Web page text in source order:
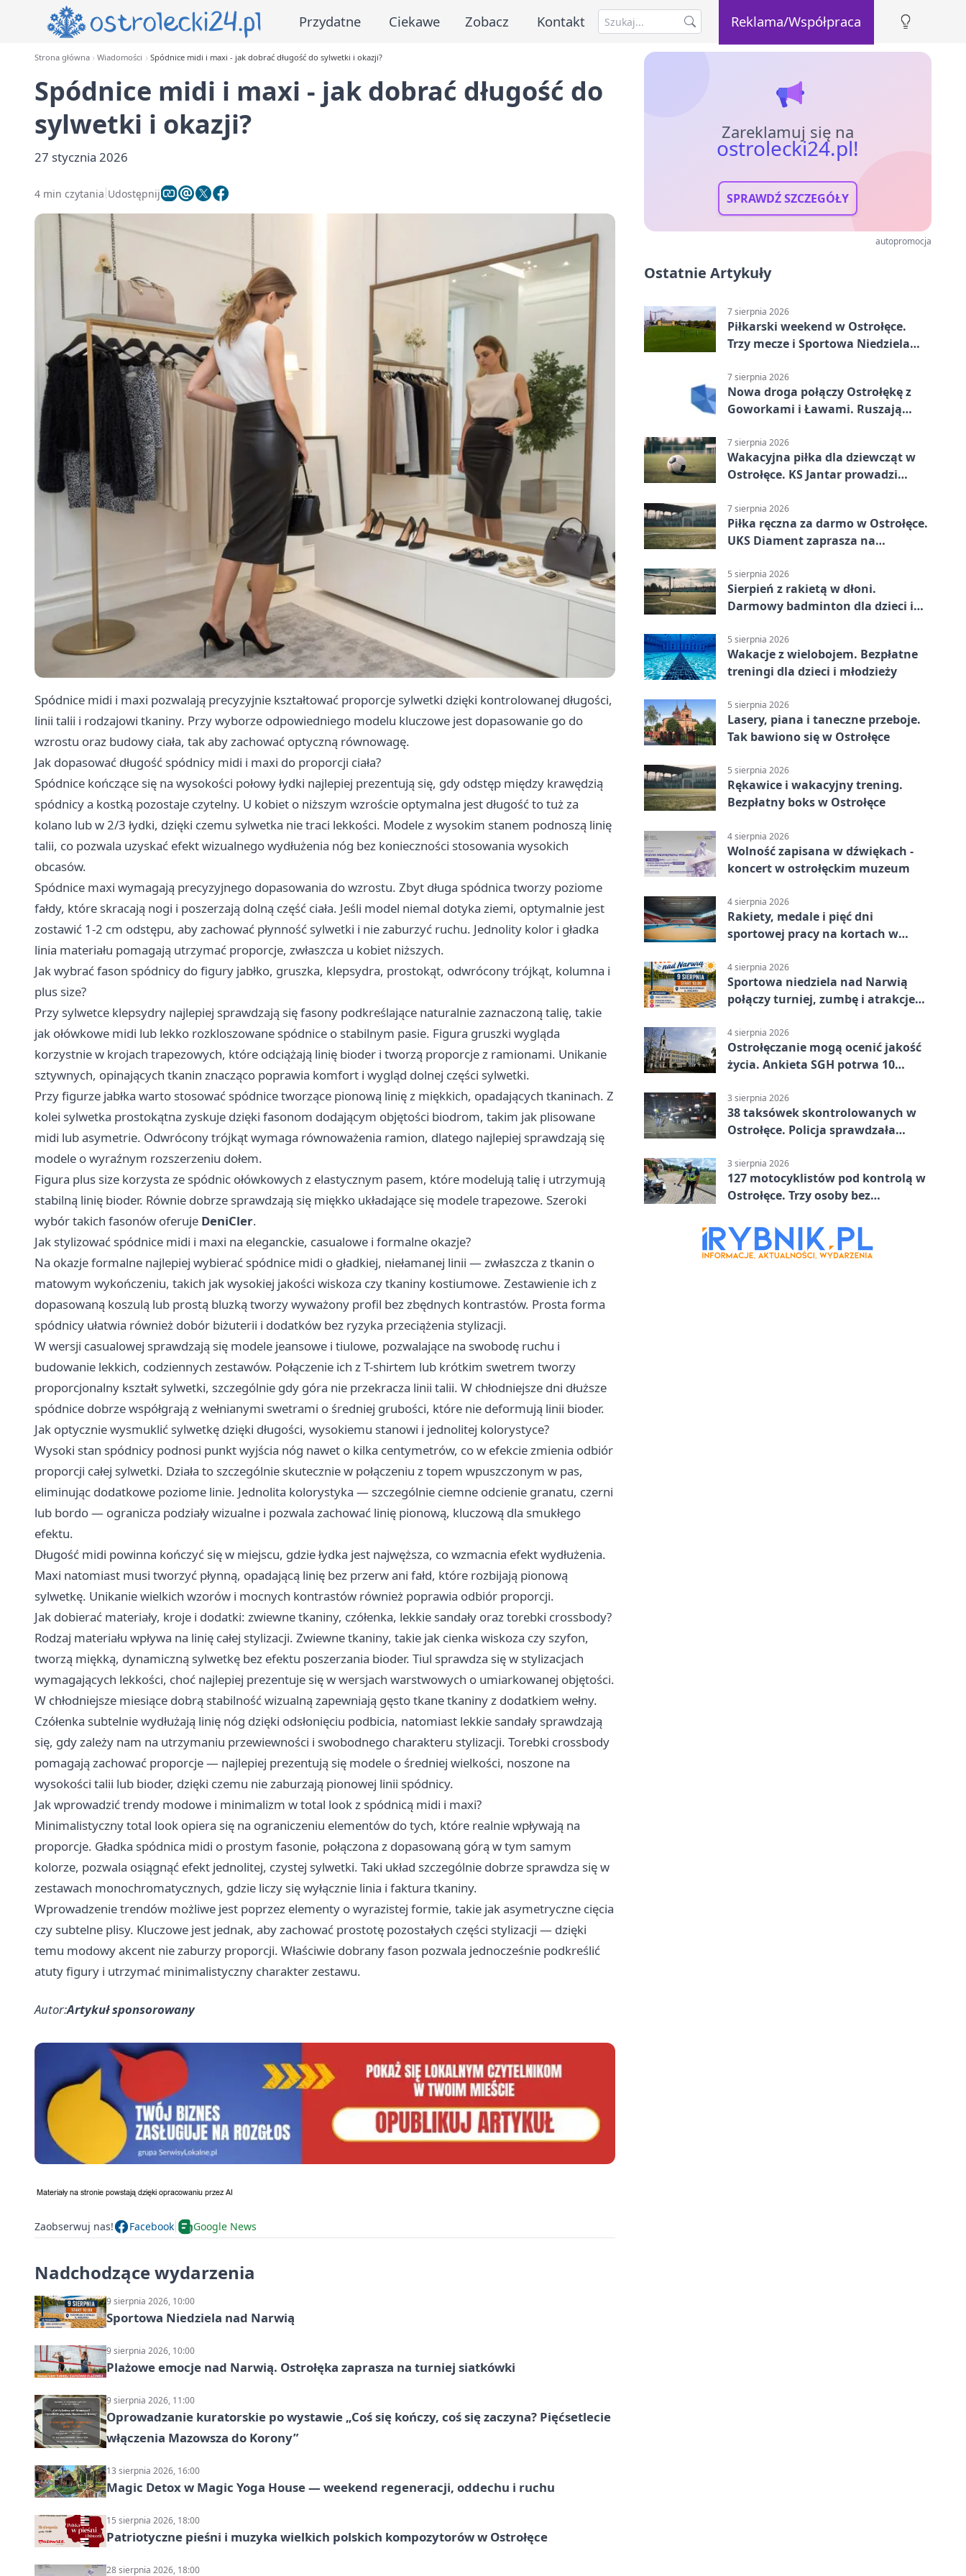
Przydatne Ciekawe Zobacz Kontakt Reklama/Współpraca
Strona główna Wiadomości Spódnice midi i maxi - jak dobrać długość do sylwetki i okazji?
Spódnice midi i maxi - jak dobrać długość do
sylwetki i okazji?
27 stycznia 2026
4 min czytania Udostępnij
Spódnice midi i maxi pozwalają precyzyjnie kształtować proporcje sylwetki dzięki kontrolowanej długości,
linii talii i rodzajowi tkaniny. Przy wyborze odpowiedniego modelu kluczowe jest dopasowanie go do
wzrostu oraz budowy ciała, tak aby zachować optyczną równowagę.
Jak dopasować długość spódnicy midi i maxi do proporcji ciała?
Spódnice kończące się na wysokości połowy łydki najlepiej prezentują się, gdy odstęp między krawędzią
spódnicy a kostką pozostaje czytelny. U kobiet o niższym wzroście optymalna jest długość to tuż za
kolano lub w 2/3 łydki, dzięki czemu sylwetka nie traci lekkości. Modele z wysokim stanem podnoszą linię
talii, co pozwala uzyskać efekt wizualnego wydłużenia nóg bez konieczności stosowania wysokich
obcasów.
Spódnice maxi wymagają precyzyjnego dopasowania do wzrostu. Zbyt długa spódnica tworzy poziome
fałdy, które skracają nogi i poszerzają dolną część ciała. Jeśli model niemal dotyka ziemi, optymalnie jest
zostawić 1-2 cm odstępu, aby zachować płynność sylwetki i nie zaburzyć ruchu. Jednolity kolor i gładka
linia materiału pomagają utrzymać proporcje, zwłaszcza u kobiet niższych.
Jak wybrać fason spódnicy do figury jabłko, gruszka, klepsydra, prostokąt, odwrócony trójkąt, kolumna i
plus size?
Przy sylwetce klepsydry najlepiej sprawdzają się fasony podkreślające naturalnie zaznaczoną talię, takie
jak ołówkowe midi lub lekko rozkloszowane spódnice o stabilnym pasie. Figura gruszki wygląda
korzystnie w krojach trapezowych, które odciążają linię bioder i tworzą proporcje z ramionami. Unikanie
sztywnych, opinających tkanin znacząco poprawia komfort i wygląd dolnej części sylwetki.
Przy figurze jabłka warto stosować spódnice tworzące pionową linię z miękkich, opadających tkaninach. Z
kolei sylwetka prostokątna zyskuje dzięki fasonom dodającym objętości biodrom, takim jak plisowane
midi lub asymetrie. Odwrócony trójkąt wymaga równoważenia ramion, dlatego najlepiej sprawdzają się
modele o wyraźnym rozszerzeniu dołem.
Figura plus size korzysta ze spódnic ołówkowych z elastycznym pasem, które modelują talię i utrzymują
stabilną linię bioder. Równie dobrze sprawdzają się miękko układające się modele trapezowe. Szeroki
wybór takich fasonów oferuje DeniCler.
Jak stylizować spódnice midi i maxi na eleganckie, casualowe i formalne okazje?
Na okazje formalne najlepiej wybierać spódnice midi o gładkiej, niełamanej linii — zwłaszcza z tkanin o
matowym wykończeniu, takich jak wysokiej jakości wiskoza czy tkaniny kostiumowe. Zestawienie ich z
dopasowaną koszulą lub prostą bluzką tworzy wyważony profil bez zbędnych kontrastów. Prosta forma
spódnicy ułatwia również dobór biżuterii i dodatków bez ryzyka przeciążenia stylizacji.
W wersji casualowej sprawdzają się modele jeansowe i tiulowe, pozwalające na swobodę ruchu i
budowanie lekkich, codziennych zestawów. Połączenie ich z T-shirtem lub krótkim swetrem tworzy
proporcjonalny kształt sylwetki, szczególnie gdy góra nie przekracza linii talii. W chłodniejsze dni dłuższe
spódnice dobrze współgrają z wełnianymi swetrami o średniej grubości, które nie deformują linii bioder.
Jak optycznie wysmuklić sylwetkę dzięki długości, wysokiemu stanowi i jednolitej kolorystyce?
Wysoki stan spódnicy podnosi punkt wyjścia nóg nawet o kilka centymetrów, co w efekcie zmienia odbiór
proporcji całej sylwetki. Działa to szczególnie skutecznie w połączeniu z topem wpuszczonym w pas,
eliminując dodatkowe poziome linie. Jednolita kolorystyka — szczególnie ciemne odcienie granatu, czerni
lub bordo — ogranicza podziały wizualne i pozwala zachować linię pionową, kluczową dla smukłego
efektu.
Długość midi powinna kończyć się w miejscu, gdzie łydka jest najwęższa, co wzmacnia efekt wydłużenia.
Maxi natomiast musi tworzyć płynną, opadającą linię bez przerw ani fałd, które rozbijają pionową
sylwetkę. Unikanie wielkich wzorów i mocnych kontrastów również poprawia odbiór proporcji.
Jak dobierać materiały, kroje i dodatki: zwiewne tkaniny, czółenka, lekkie sandały oraz torebki crossbody?
Rodzaj materiału wpływa na linię całej stylizacji. Zwiewne tkaniny, takie jak cienka wiskoza czy szyfon,
tworzą miękką, dynamiczną sylwetkę bez efektu poszerzania bioder. Tiul sprawdza się w stylizacjach
wymagających lekkości, choć najlepiej prezentuje się w wersjach warstwowych o umiarkowanej objętości.
W chłodniejsze miesiące dobrą stabilność wizualną zapewniają gęsto tkane tkaniny z dodatkiem wełny.
Czółenka subtelnie wydłużają linię nóg dzięki odsłonięciu podbicia, natomiast lekkie sandały sprawdzają
się, gdy zależy nam na utrzymaniu przewiewności i swobodnego charakteru stylizacji. Torebki crossbody
pomagają zachować proporcje — najlepiej prezentują się modele o średniej wielkości, noszone na
wysokości talii lub bioder, dzięki czemu nie zaburzają pionowej linii spódnicy.
Jak wprowadzić trendy modowe i minimalizm w total look z spódnicą midi i maxi?
Minimalistyczny total look opiera się na ograniczeniu elementów do tych, które realnie wpływają na
proporcje. Gładka spódnica midi o prostym fasonie, połączona z dopasowaną górą w tym samym
kolorze, pozwala osiągnąć efekt jednolitej, czystej sylwetki. Taki układ szczególnie dobrze sprawdza się w
zestawach monochromatycznych, gdzie liczy się wyłącznie linia i faktura tkaniny.
Wprowadzenie trendów możliwe jest poprzez elementy o wyrazistej formie, takie jak asymetryczne cięcia
czy subtelne plisy. Kluczowe jest jednak, aby zachować prostotę pozostałych części stylizacji — dzięki
temu modowy akcent nie zaburzy proporcji. Właściwie dobrany fason pozwala jednocześnie podkreślić
atuty figury i utrzymać minimalistyczny charakter zestawu.
Autor:Artykuł sponsorowany
Zaobserwuj nas! Facebook Google News
Nadchodzące wydarzenia
9 sierpnia 2026, 10:00
Sportowa Niedziela nad Narwią
9 sierpnia 2026, 10:00
Plażowe emocje nad Narwią. Ostrołęka zaprasza na turniej siatkówki
9 sierpnia 2026, 11:00
Oprowadzanie kuratorskie po wystawie „Coś się kończy, coś się zaczyna? Pięćsetlecie
włączenia Mazowsza do Korony”
13 sierpnia 2026, 16:00
Magic Detox w Magic Yoga House — weekend regeneracji, oddechu i ruchu
15 sierpnia 2026, 18:00
Patriotyczne pieśni i muzyka wielkich polskich kompozytorów w Ostrołęce
28 sierpnia 2026, 18:00
Zareklamuj się na
ostrolecki24.pl!
SPRAWDŹ SZCZEGÓŁY
autopromocja
Ostatnie Artykuły
7 sierpnia 2026
Piłkarski weekend w Ostrołęce.
Trzy mecze i Sportowa Niedziela
7 sierpnia 2026
Nowa droga połączy Ostrołękę z
Goworkami i Ławami. Ruszają
7 sierpnia 2026
Wakacyjna piłka dla dziewcząt w
Ostrołęce. KS Jantar prowadzi
7 sierpnia 2026
Piłka ręczna za darmo w Ostrołęce.
UKS Diament zaprasza na
5 sierpnia 2026
Sierpień z rakietą w dłoni.
Darmowy badminton dla dzieci i
5 sierpnia 2026
Wakacje z wielobojem. Bezpłatne
treningi dla dzieci i młodzieży
5 sierpnia 2026
Lasery, piana i taneczne przeboje.
Tak bawiono się w Ostrołęce
5 sierpnia 2026
Rękawice i wakacyjny trening.
Bezpłatny boks w Ostrołęce
4 sierpnia 2026
Wolność zapisana w dźwiękach -
koncert w ostrołęckim muzeum
4 sierpnia 2026
Rakiety, medale i pięć dni
sportowej pracy na kortach w
4 sierpnia 2026
Sportowa niedziela nad Narwią
połączy turniej, zumbę i atrakcje
4 sierpnia 2026
Ostrołęczanie mogą ocenić jakość
życia. Ankieta SGH potrwa 10
3 sierpnia 2026
38 taksówek skontrolowanych w
Ostrołęce. Policja sprawdzała
3 sierpnia 2026
127 motocyklistów pod kontrolą w
Ostrołęce. Trzy osoby bez